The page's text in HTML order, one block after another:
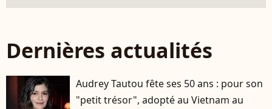
Dernières actualités
Audrey Tautou fête ses 50 ans : pour son
"petit trésor", adopté au Vietnam au